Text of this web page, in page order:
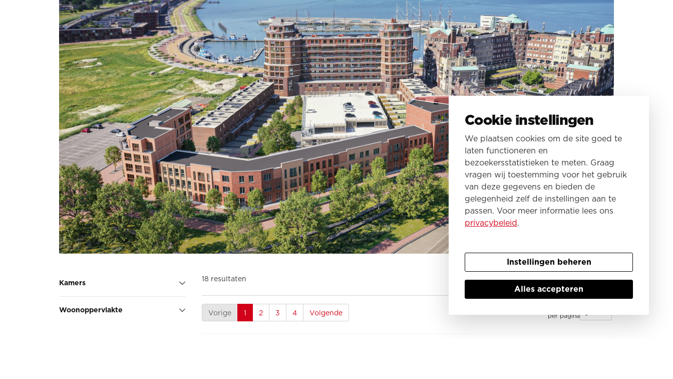
Kamers
Woonoppervlakte
18 resultaten Sortering Bouwnummer laag - hoog
Vorige 1 2 3 4 Volgende
per pagina
Cookie instellingen
We plaatsen cookies om de site goed te
laten functioneren en
bezoekersstatistieken te meten. Graag
vragen wij toestemming voor het gebruik
van deze gegevens en bieden de
gelegenheid zelf de instellingen aan te
passen. Voor meer informatie lees ons
privacybeleid.
Instellingen beheren
Alles accepteren